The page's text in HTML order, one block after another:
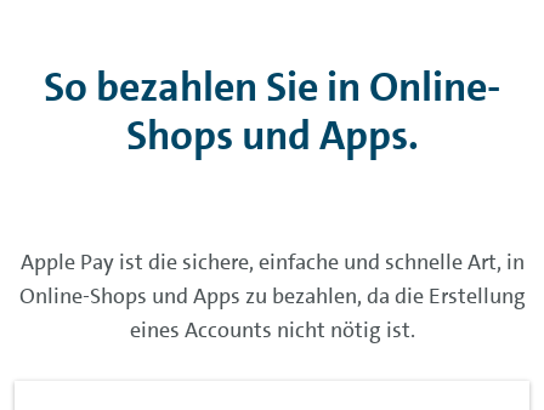
So bezahlen Sie in Online-
Shops und Apps.
Apple Payist die sichere, einfache und schnelle Art, in
Online-Shops und Apps zu bezahlen, da die Erstellung
eines Accounts nicht nötig ist.